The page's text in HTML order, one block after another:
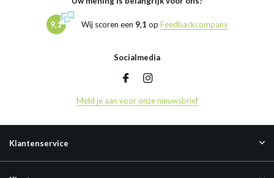
9,1 Wij scoren een 9,1 op Feedbackcompany
Socialmedia
Meld je aan voor onze nieuwsbrief
Klantenservice